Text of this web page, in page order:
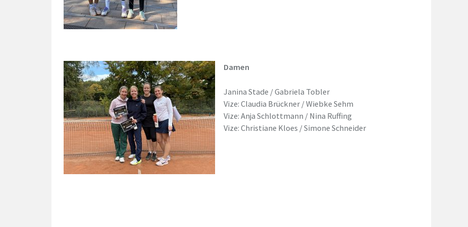
Damen
Janina Stade / Gabriela Tobler
Vize: Claudia Brückner / Wiebke Sehm
Vize: Anja Schlottmann / Nina Ruffing
Vize: Christiane Kloes / Simone Schneider